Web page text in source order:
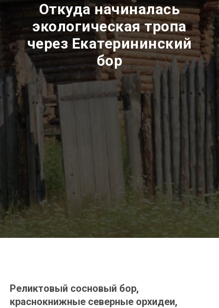
Откуда начиналась
экологическая тропа
через Екатерининский
бор
Реликтовый сосновый бор,
краснокнижные северные орхидеи,